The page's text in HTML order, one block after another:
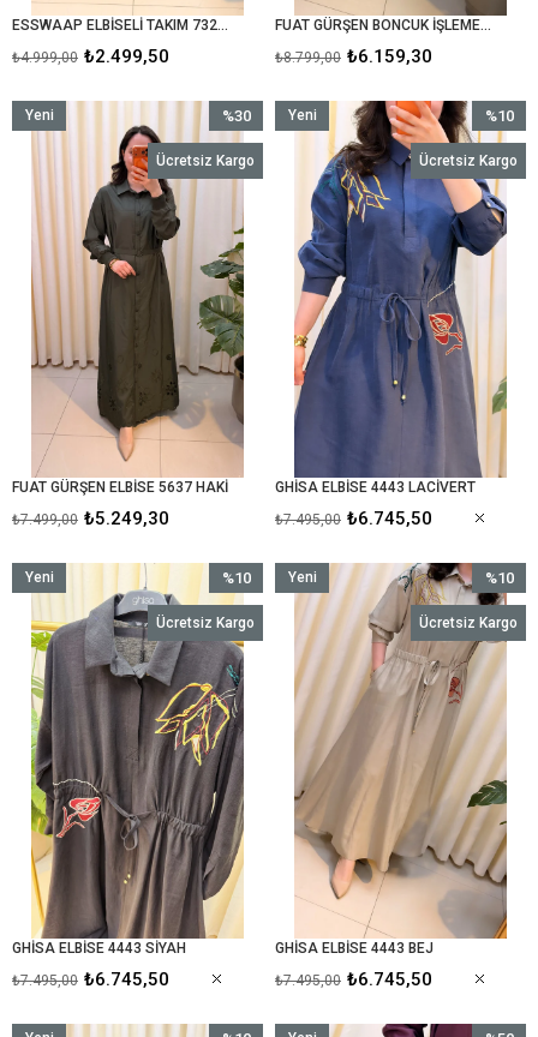
ESSWAAP ELBİSELİ TAKIM 7327 MAVİ
₺2.499,50
₺4.999,00
FUAT GÜRŞEN BONCUK İŞLEMELİ ELBİSE 5110 BEJ
₺6.159,30
₺8.799,00
FUAT GÜRŞEN ELBİSE 5637 HAKİ
₺5.249,30
₺7.499,00
%30
İndirim
%30İndirim
Ücretsiz Kargo
Yeni
GHİSA ELBİSE 4443 LACİVERT
₺6.745,50
₺7.495,00
%10
İndirim
Ücretsiz Kargo
Yeni
GHİSA ELBİSE 4443 SİYAH
₺6.745,50
₺7.495,00
%10
İndirim
%10İndirim
Ücretsiz Kargo
Yeni
GHİSA ELBİSE 4443 BEJ
₺6.745,50
₺7.495,00
%10
İndirim
Ücretsiz Kargo
Yeni
Ürün